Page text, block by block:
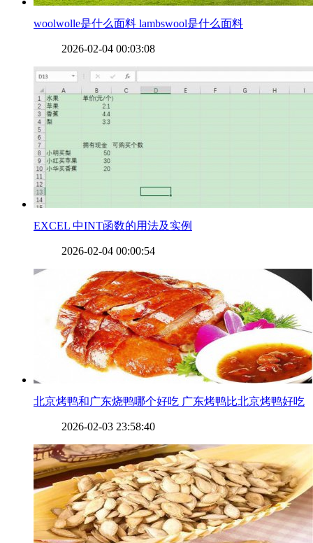
​woolwolle是什么面料 lambswool是什么面料
2026-02-04 00:03:08
​EXCEL 中INT函数的用法及实例
2026-02-04 00:00:54
​北京烤鸭和广东烧鸭哪个好吃 广东烤鸭比北京烤鸭好吃
2026-02-03 23:58:40